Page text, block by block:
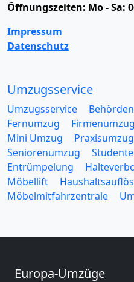
Öffnungszeiten: Mo - Sa:
Impressum
Datenschutz
Umzugsservice
Umzugsservice
Fernumzug
Firmenumzug
Mini Umzug
Praxisumzug
Seniorenumzug
Entrümpelung
Möbellift
Möbelmitfahrzentrale
Europa-Umzüge